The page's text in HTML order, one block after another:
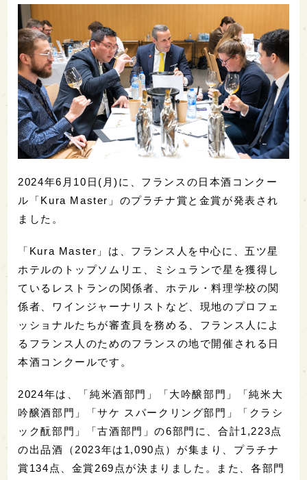
2024年6月10日(月)に、フランスの日本酒コンクー
ル「Kura Master」のプラチナ賞と金賞が発表され
ました。
「Kura Master」は、フランス人を中心に、五ツ星
ホテルのトップソムリエ、ミシュランで星を獲得し
ているレストランの関係者、ホテル・料理学校の関
係者、ワインジャーナリストなど、現地のプロフェ
ッショナルたちが審査員を務める、フランス人によ
るフランス人のためのフランスの地で開催される日
本酒コンクールです。
2024年は、「純米酒部門」「大吟醸部門」「純米大
吟醸酒部門」「サケ スパークリング部門」「クラシ
ック酛部門」「古酒部門」の6部門に、合計1,223点
の出品酒（2023年は1,090点）が集まり、プラチナ
賞134点、金賞269点が決まりました。また、各部門